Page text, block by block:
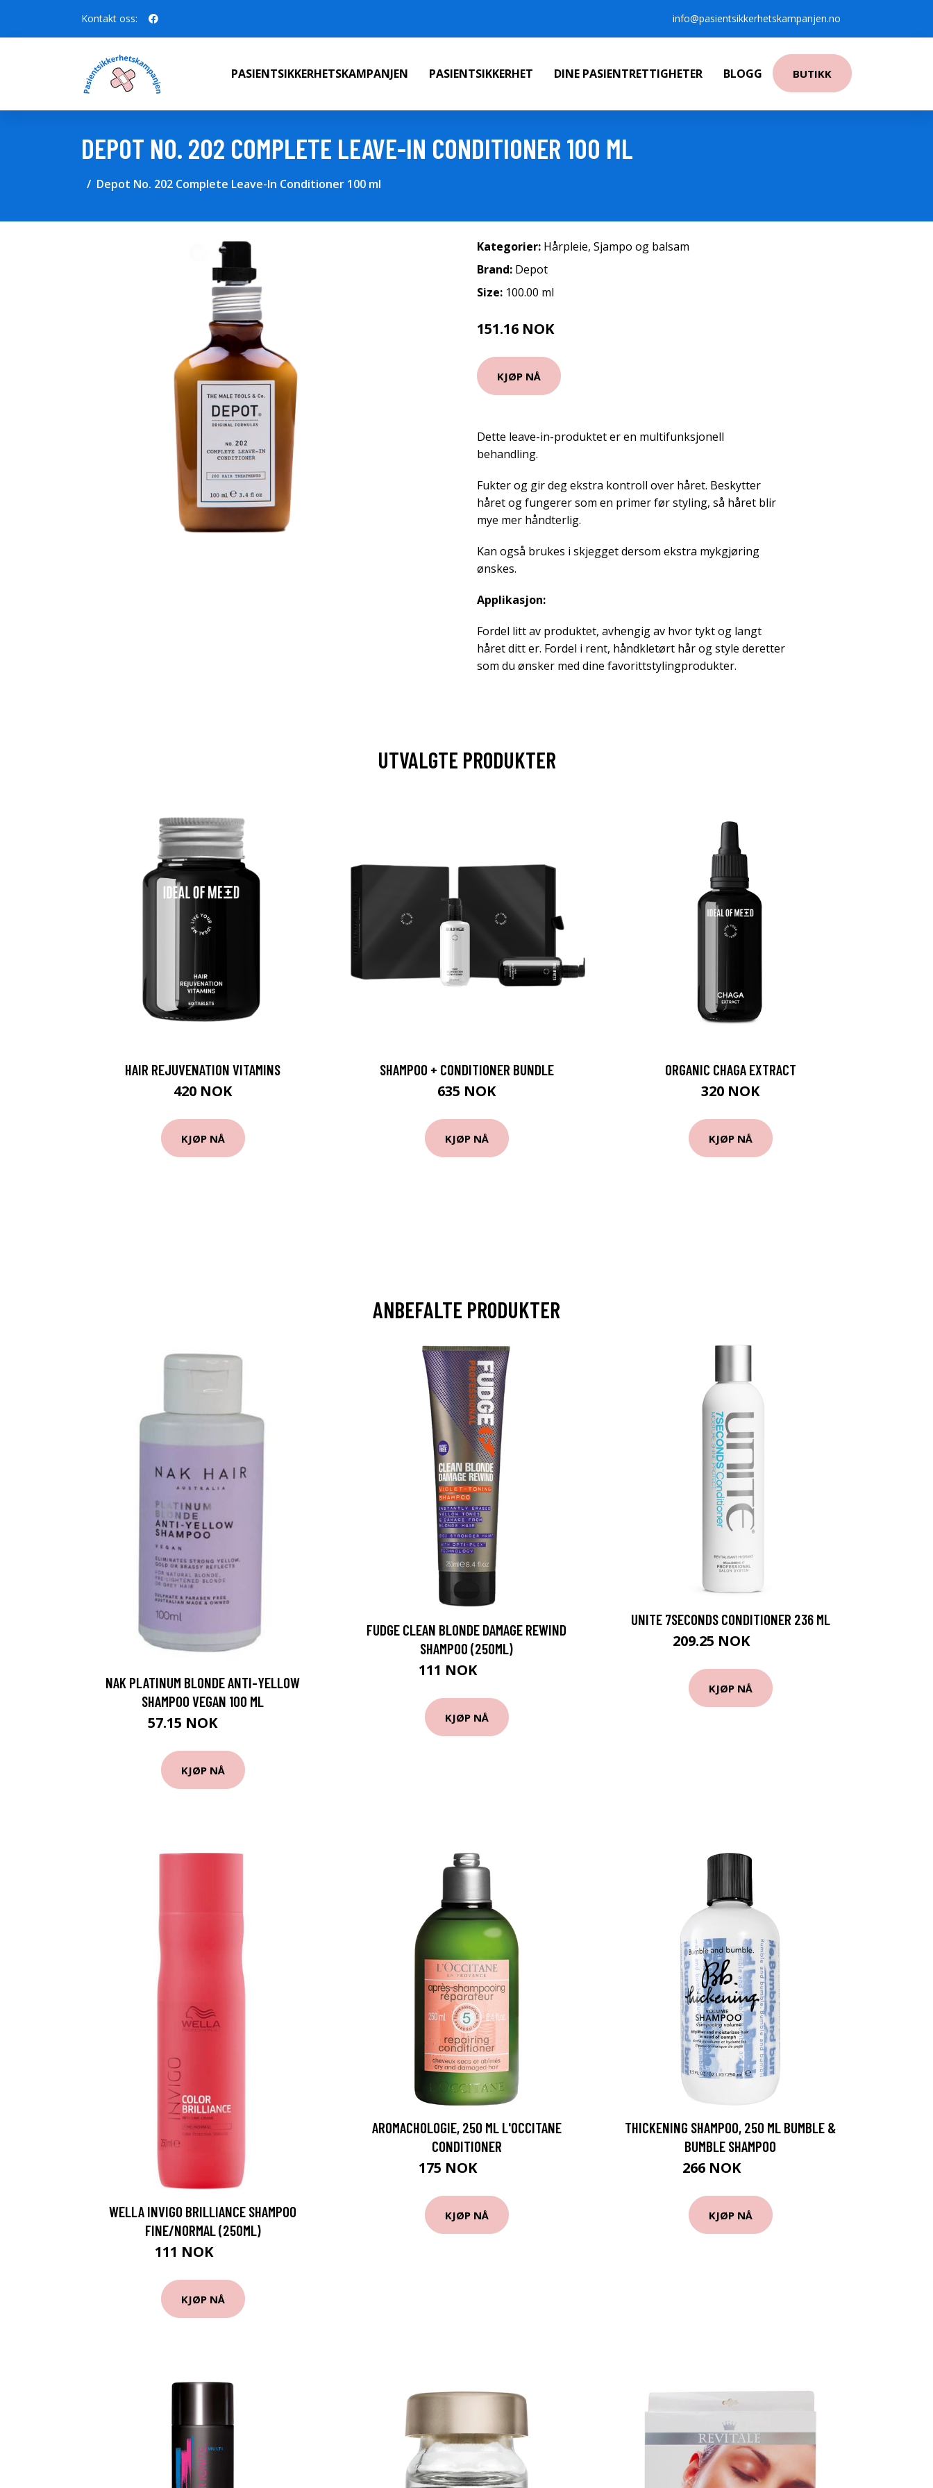
Kontakt oss: info@pasientsikkerhetskampanjen.no
PASIENTSIKKERHETSKAMPANJEN PASIENTSIKKERHET DINE PASIENTRETTIGHETER BLOGG BUTIKK
DEPOT NO. 202 COMPLETE LEAVE-IN CONDITIONER 100 ML
Depot No. 202 Complete Leave-In Conditioner 100 ml
Kategorier: Hårpleie, Sjampo og balsam
Brand: Depot
Size: 100.00 ml
151.16 NOK
KJØP NÅ
Dette leave-in-produktet er en multifunksjonell
behandling.
Fukter og gir deg ekstra kontroll over håret. Beskytter
håret og fungerer som en primer før styling, så håret blir
mye mer håndterlig.
Kan også brukes i skjegget dersom ekstra mykgjøring
ønskes.
Applikasjon:
Fordel litt av produktet, avhengig av hvor tykt og langt
håret ditt er. Fordel i rent, håndkletørt hår og style deretter
som du ønsker med dine favorittstylingprodukter.
UTVALGTE PRODUKTER
HAIR REJUVENATION VITAMINS
420 NOK
KJØP NÅ
SHAMPOO + CONDITIONER BUNDLE
635 NOK
KJØP NÅ
ORGANIC CHAGA EXTRACT
320 NOK
KJØP NÅ
ANBEFALTE PRODUKTER
NAK PLATINUM BLONDE ANTI-YELLOW
SHAMPOO VEGAN 100 ML
57.15 NOK
KJØP NÅ
FUDGE CLEAN BLONDE DAMAGE REWIND
SHAMPOO (250ML)
111 NOK
KJØP NÅ
UNITE 7SECONDS CONDITIONER 236 ML
209.25 NOK
KJØP NÅ
WELLA INVIGO BRILLIANCE SHAMPOO
FINE/NORMAL (250ML)
111 NOK
KJØP NÅ
AROMACHOLOGIE, 250 ML L'OCCITANE
CONDITIONER
175 NOK
KJØP NÅ
THICKENING SHAMPOO, 250 ML BUMBLE &
BUMBLE SHAMPOO
266 NOK
KJØP NÅ